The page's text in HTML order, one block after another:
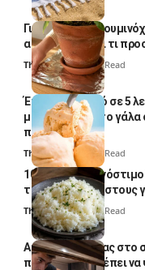
Γιατί βάζουν
απλό κόλπο και τι
Thali Ombre4 Min Read
Έτοιμο παγωτό σε 5
μετατρέψετε το γάλα
παγωτομηχανή
Thali Ombre 4 Min Read
10 φορές ποιο
το απογειώσει στους
Thali Ombre4 Min Read
Αυγά κατσαρίδας στο
ποια σημεία πρέπει